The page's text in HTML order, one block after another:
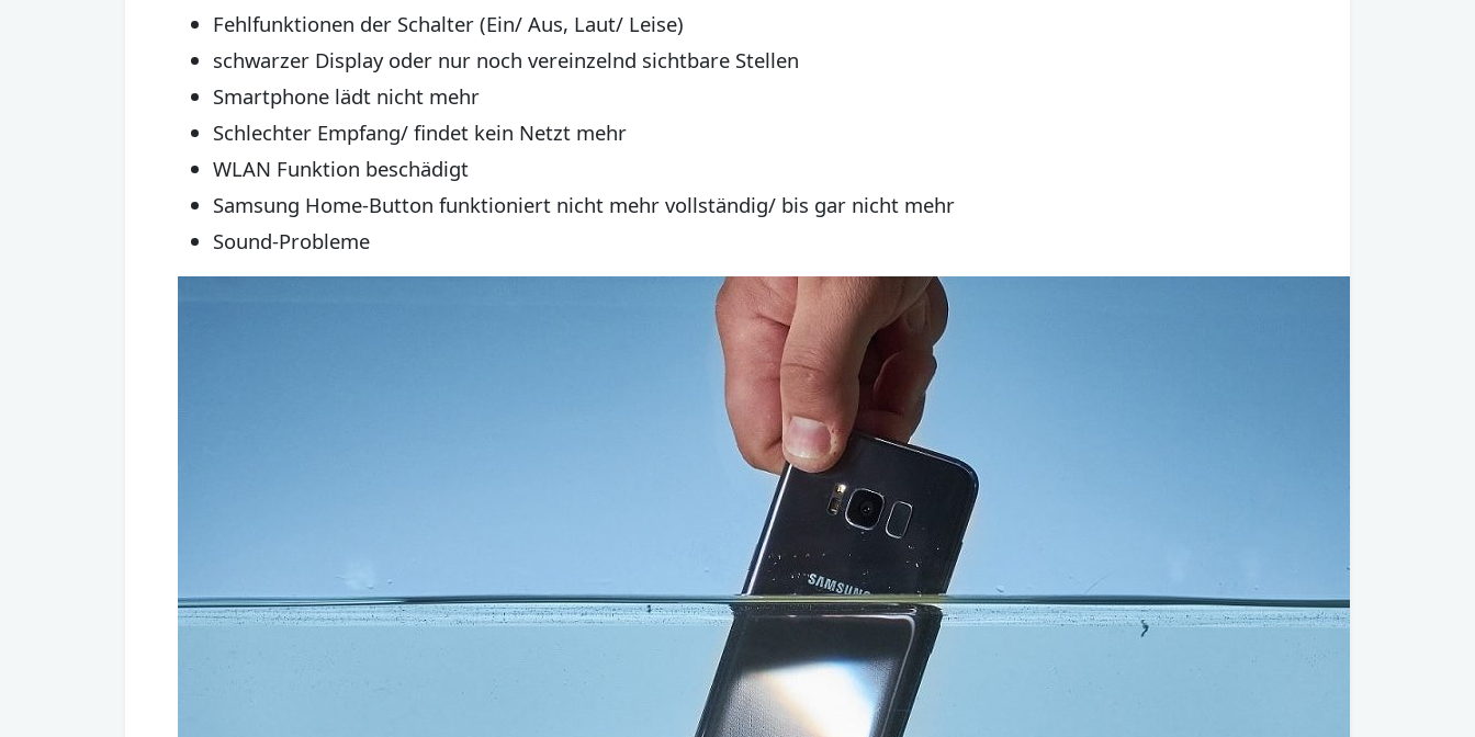
Fehlfunktionen der Schalter (Ein/ Aus, Laut/ Leise)
schwarzer Display oder nur noch vereinzelnd sichtbare Stellen
Smartphone lädt nicht mehr
Schlechter Empfang/ findet kein Netzt mehr
WLAN Funktion beschädigt
Samsung Home-Button funktioniert nicht mehr vollständig/ bis gar nicht mehr
Sound-Probleme